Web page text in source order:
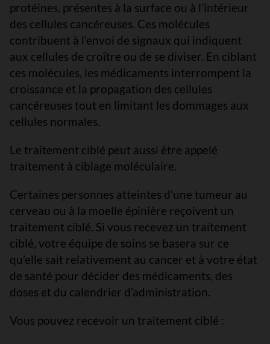
protéines, présentes à la surface ou à l’intérieur
des cellules cancéreuses. Ces molécules
contribuent à l’envoi de signaux qui indiquent
aux cellules de croître ou de se diviser. En ciblant
ces molécules, les médicaments interrompent la
croissance et la propagation des cellules
cancéreuses tout en limitant les dommages aux
cellules normales.
Le traitement ciblé peut aussi être appelé
traitement à ciblage moléculaire.
Certaines personnes atteintes d’une tumeur au
cerveau ou à la moelle épinière reçoivent un
traitement ciblé. Si vous recevez un traitement
ciblé, votre équipe de soins se basera sur ce
qu’elle sait relativement au cancer et à votre état
de santé pour décider des médicaments, des
doses et du calendrier d’administration.
Vous pouvez recevoir un traitement ciblé :